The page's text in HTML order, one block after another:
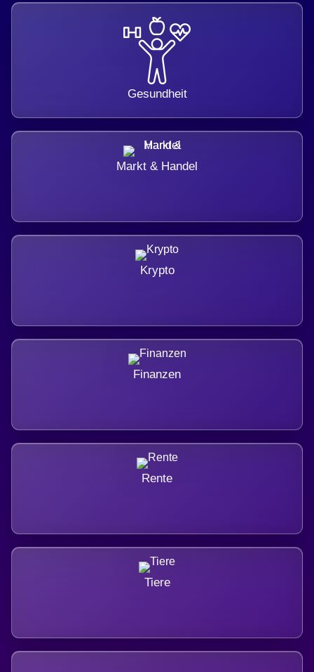
Gesundheit
Markt & Handel
Krypto
Finanzen
Rente
Tiere